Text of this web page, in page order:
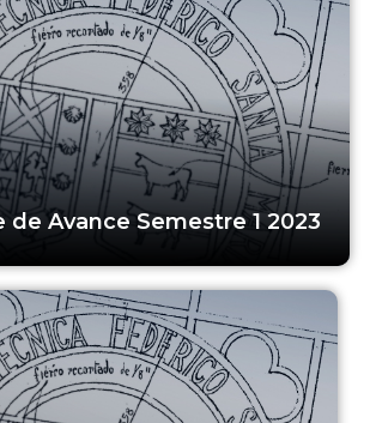
de Avance Semestre 1 2023